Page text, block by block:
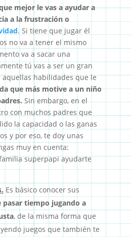
mejor le vas a ayudar a
a la frustración o
. Si tiene que jugar él
no va a tener el mismo
va a sacar una
tú vas a ser un gran
habilidades que le
que más motive a un niño
Sin embargo, en el
con muchos padres que
la capacidad o las ganas
y por eso, te doy unas
muy en cuenta:
Es básico conocer sus
tiempo jugando a
, de la misma forma que
juegos que también te